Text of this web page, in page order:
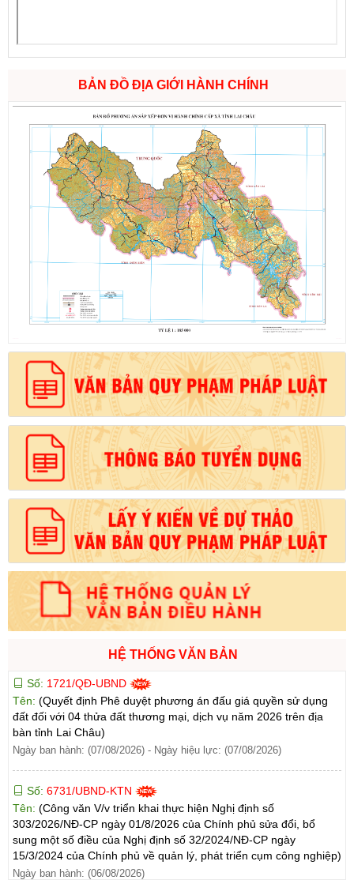
BẢN ĐỒ ĐỊA GIỚI HÀNH CHÍNH
HỆ THỐNG VĂN BẢN
Số: 1721/QĐ-UBND
Tên: (Quyết định Phê duyệt phương án đấu giá quyền sử dụng
đất đối với 04 thửa đất thương mại, dịch vụ năm 2026 trên địa
bàn tỉnh Lai Châu)
Ngày ban hành: (07/08/2026) - Ngày hiệu lực: (07/08/2026)
Số: 6731/UBND-KTN
Tên: (Công văn V/v triển khai thực hiện Nghị định số
303/2026/NĐ-CP ngày 01/8/2026 của Chính phủ sửa đổi, bổ
sung một số điều của Nghị định số 32/2024/NĐ-CP ngày
15/3/2024 của Chính phủ về quản lý, phát triển cụm công nghiệp)
Ngày ban hành: (06/08/2026)